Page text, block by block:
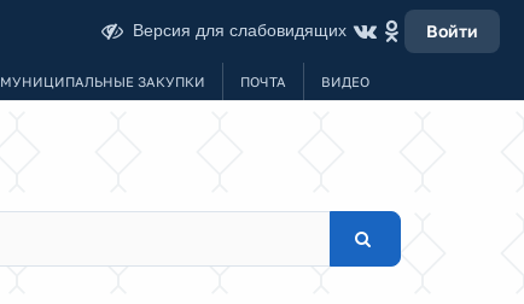
Версия для слабовидящих Войти
МУНИЦИПАЛЬНЫЕ ЗАКУПКИ ПОЧТА ВИДЕО